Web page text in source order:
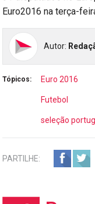
Euro2016 na terça-
Autor:
Tópicos: Euro 2016
Futebol
seleção
PARTILHE: